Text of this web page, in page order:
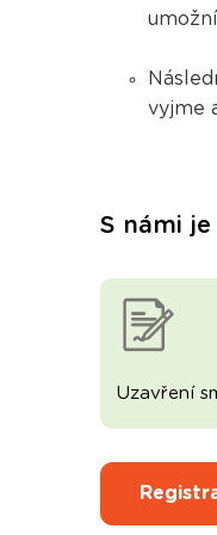
vyjme
S námi
Uzavření